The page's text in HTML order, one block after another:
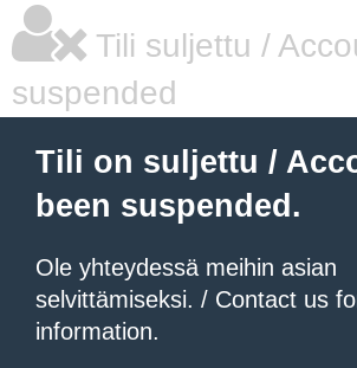
Tili suljettu /
suspended
Tili on suljettu /
been suspended.
Ole yhteydessä meihin asian
selvittämiseksi. / Contact us
information.